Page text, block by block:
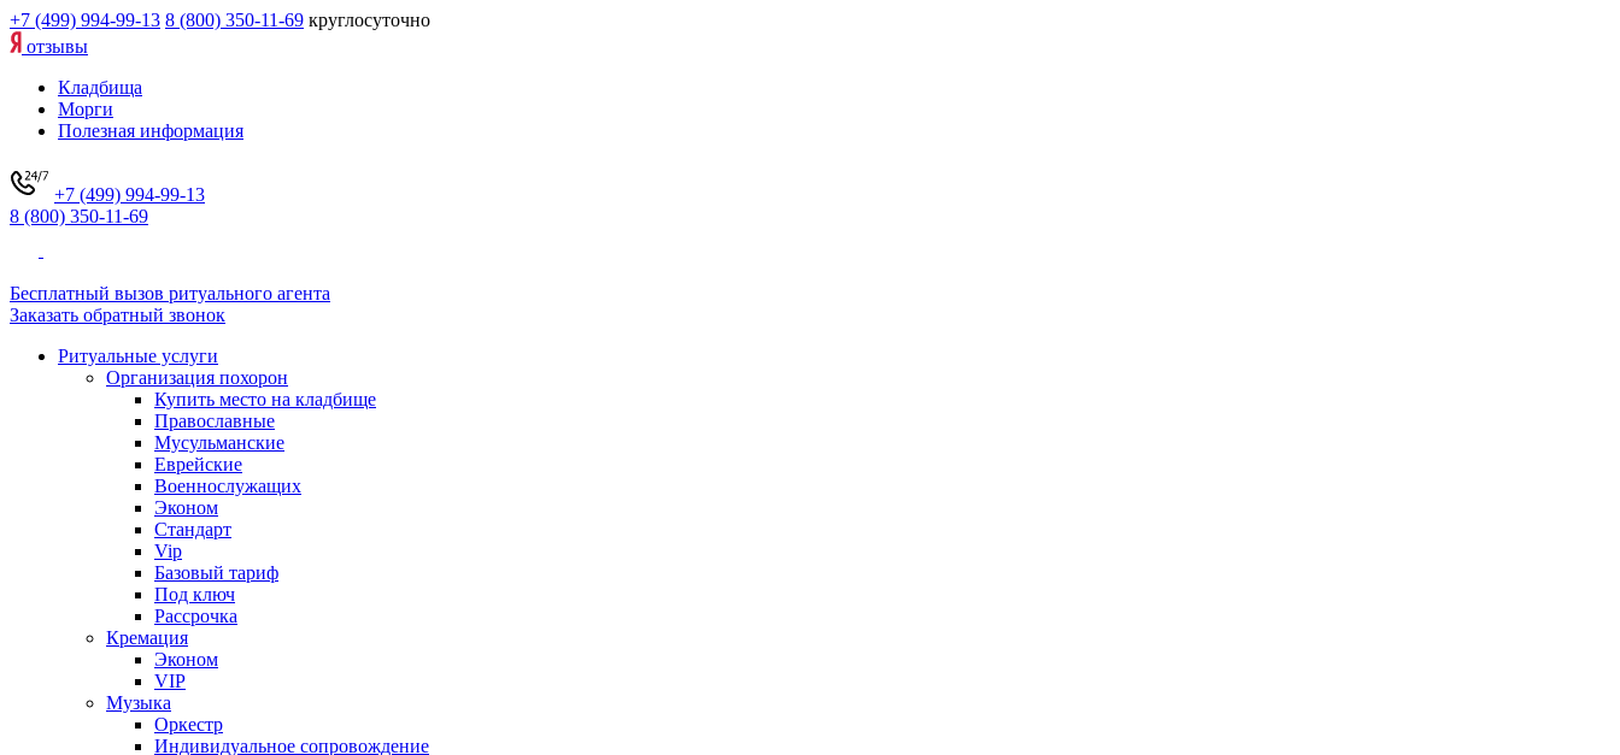
+7 (499) 994-99-13 8 (800) 350-11-69 круглосуточно
отзывы
Кладбища
Морги
Полезная информация
+7 (499) 994-99-13
8 (800) 350-11-69
Бесплатный вызов ритуального агента
Заказать обратный звонок
Ритуальные услуги
Организация похорон
Купить место на кладбище
Православные
Мусульманские
Еврейские
Военнослужащих
Эконом
Стандарт
Vip
Базовый тариф
Под ключ
Рассрочка
Кремация
Эконом
VIP
Музыка
Оркестр
Индивидуальное сопровождение